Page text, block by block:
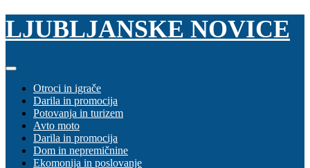
Skip
content
LJUBLJANSKE NOVICE
Otroci in igrače
Darila in promocija
Potovanja in turizem
Avto moto
Darila in promocija
Dom in nepremičnine
Ekomonija in poslovanje